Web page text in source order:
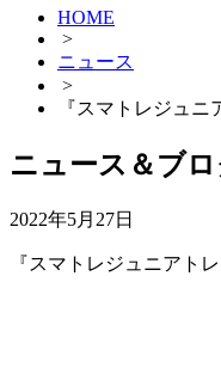
HOME
>
ニュース
>
『スマトレジュニ
ニュース＆ブ
2022年5月27日
『スマトレジュニアト